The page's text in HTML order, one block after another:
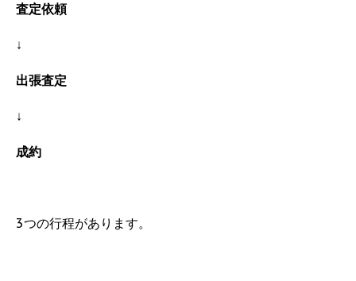
査定依頼
↓
出張査定
↓
成約
3つの行程があります。